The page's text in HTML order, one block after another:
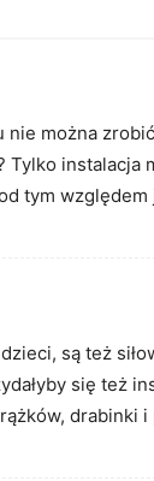
nie można
Tylko instalacja
tym
dzieci, są też
się też
drabinki i